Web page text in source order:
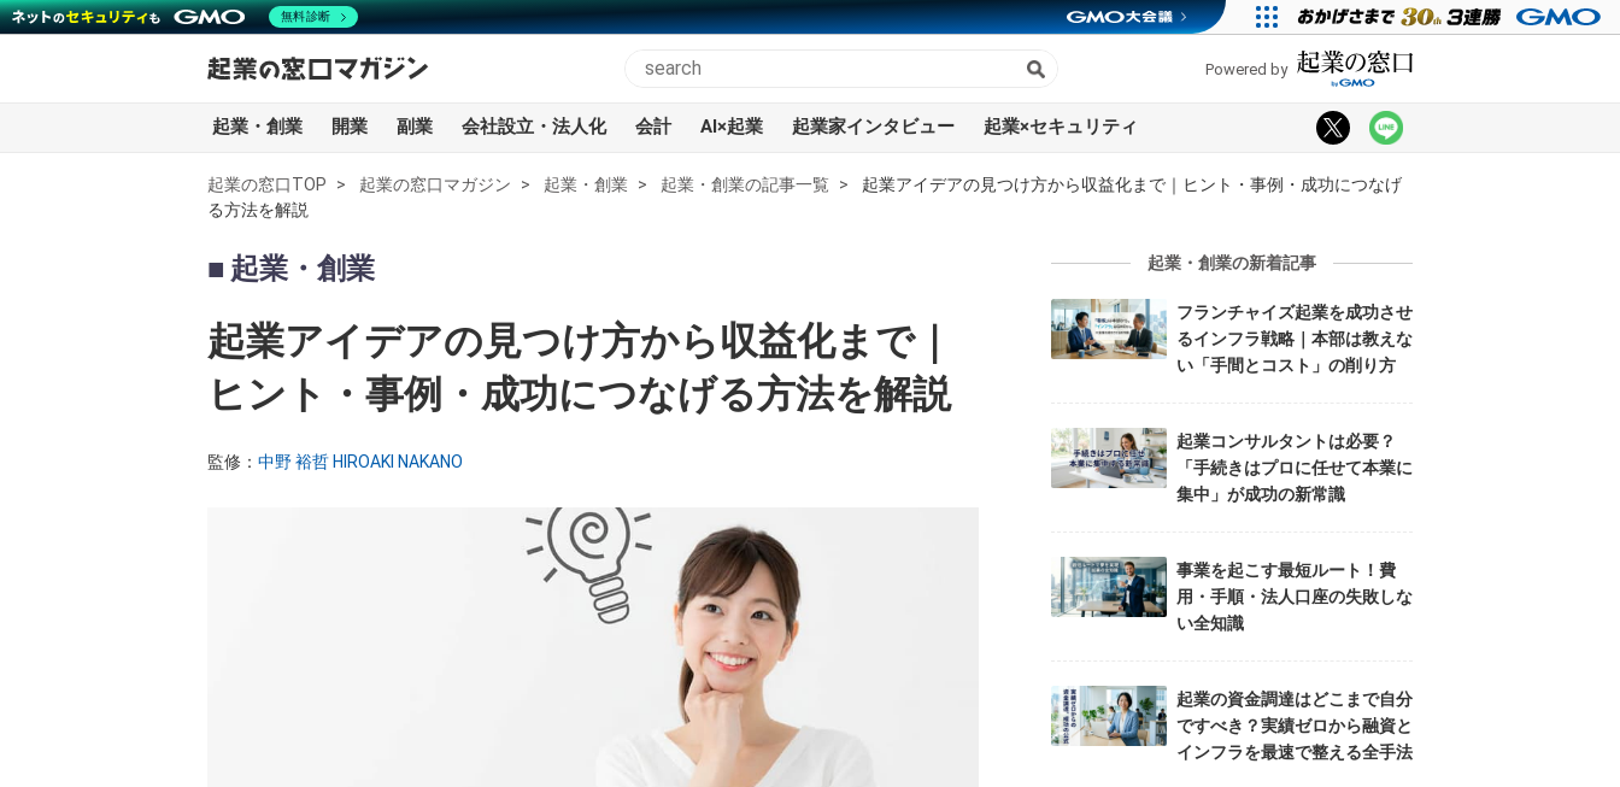
Powered by
起業・創業 開業 副業 会社設立・法人化 会計 AI×起業 起業家インタビュー 起業×セキュリティ
会社設立・法人化
起業の窓口TOP 起業の窓口マガジン 起業・創業 起業・創業の記事一覧
起業アイデアの見つけ方から収益化まで｜ヒント・事例・成功につなげ
る方法を解説
起業・創業
起業アイデアの見つけ方から収益化まで｜
ヒント・事例・成功につなげる方法を解説
監修： 中野 裕哲 HIROAKI NAKANO
起業・創業の新着記事
フランチャイズ起業を成功させ
るインフラ戦略｜本部は教えな
い「手間とコスト」の削り方
起業コンサルタントは必要？
「手続きはプロに任せて本業に
集中」が成功の新常識
事業を起こす最短ルート！費
用・手順・法人口座の失敗しな
い全知識
起業の資金調達はどこまで自分
ですべき？実績ゼロから融資と
インフラを最速で整える全手法
無料診断